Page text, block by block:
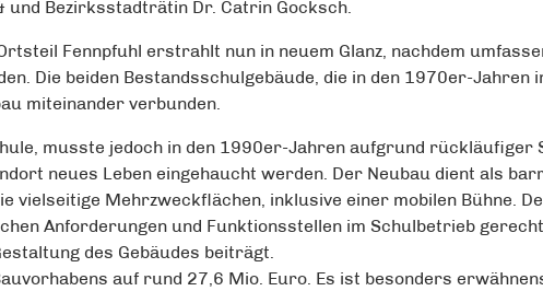
Bezirksstadträtin Dr. Catrin Gocksch.
Fennpfuhl erstrahlt nun in neuem Glanz, nachdem
Die beiden Bestandsschulgebäude, die in den 1970er-Jahren
miteinander verbunden.
musste jedoch in den 1990er-Jahren aufgrund rückläufiger
neues Leben eingehaucht werden. Der Neubau dient als
vielseitige Mehrzweckflächen, inklusive einer mobilen Bühne.
Anforderungen und Funktionsstellen im Schulbetrieb
des Gebäudes beiträgt.
auf rund 27,6 Mio. Euro. Es ist besonders